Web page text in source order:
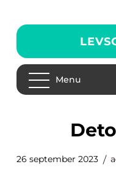
Menu
26 september 2023